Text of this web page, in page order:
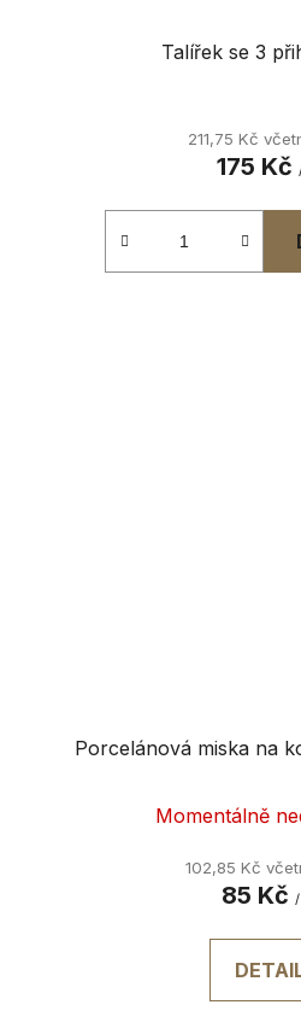
Talířek se 3
211,75 Kč
175 Kč
Porcelánová miska na
Momentálně
102,85 Kč
85 Kč